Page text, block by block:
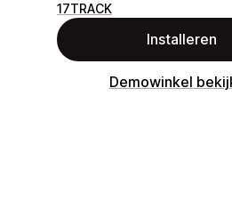
17TRACK
Installeren
Demowinkel